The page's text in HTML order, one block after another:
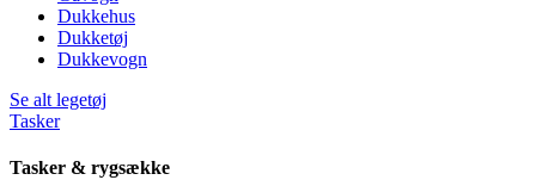
Dukkehus
Dukketøj
Dukkevogn
Se alt legetøj
Tasker
Tasker & rygsække